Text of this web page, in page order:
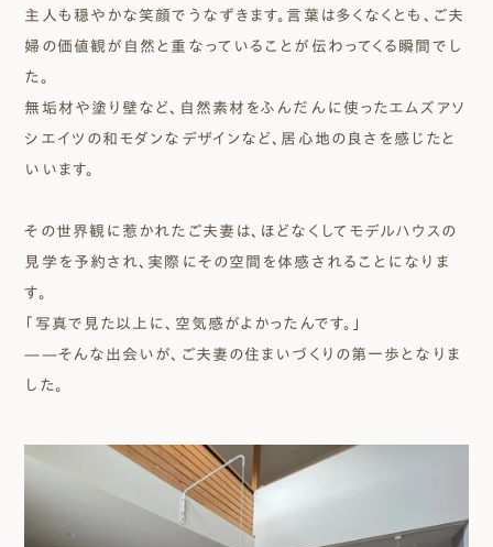
主人も穏やかな笑顔でうなずきます。言葉は多くなくとも、ご夫
婦の価値観が自然と重なっていることが伝わってくる瞬間でし
た。
無垢材や塗り壁など、自然素材をふんだんに使ったエムズアソ
シエイツの和モダンなデザインなど、居心地の良さを感じたと
いいます。
その世界観に惹かれたご夫妻は、ほどなくしてモデルハウスの
見学を予約され、実際にその空間を体感されることになりま
す。
「写真で見た以上に、空気感がよかったんです。」
——そんな出会いが、ご夫妻の住まいづくりの第一歩となりま
した。